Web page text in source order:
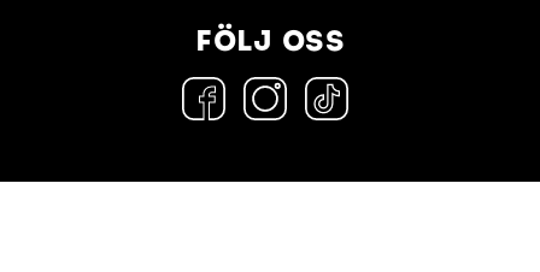
FÖLJ OSS